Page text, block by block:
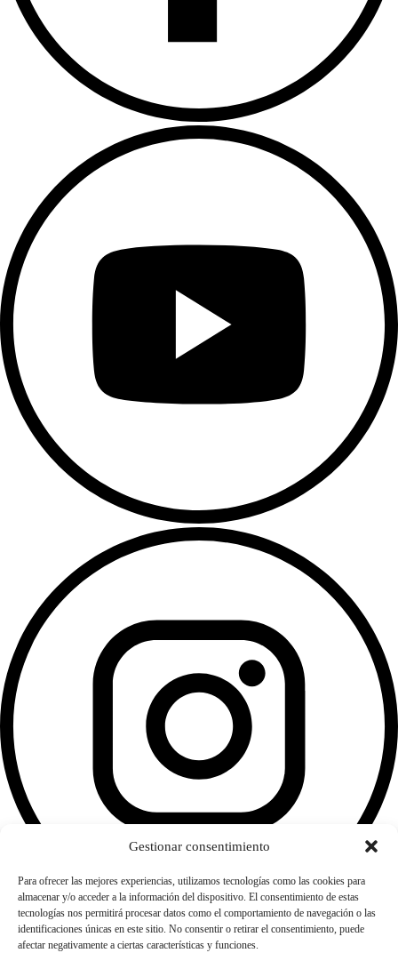
Gestionar consentimiento
Para ofrecer las mejores experiencias, utilizamos tecnologías como las cookies para
almacenar y/o acceder a la información del dispositivo. El consentimiento de estas
tecnologías nos permitirá procesar datos como el comportamiento de navegación o las
identificaciones únicas en este sitio. No consentir o retirar el consentimiento, puede
afectar negativamente a ciertas características y funciones.
www.therealgreenfood.com